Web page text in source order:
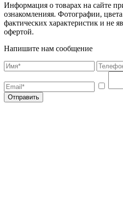
Информация о товарах на сайте
ознакомленияя. Фотографии,
фактических характеристик и не
офертой.
Напишите нам сообщение
Отправить